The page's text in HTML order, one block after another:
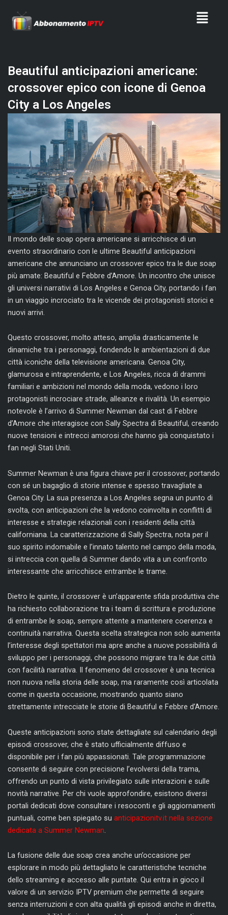
content
Menu
Beautiful anticipazioni americane:
crossover epico con icone di Genoa
City a Los Angeles
Il mondo delle soap opera americane si arricchisce di un
evento straordinario con le ultime Beautiful anticipazioni
americane che annunciano un crossover epico tra le due soap
più amate: Beautiful e Febbre d’Amore. Un incontro che unisce
gli universi narrativi di Los Angeles e Genoa City, portando i fan
in un viaggio incrociato tra le vicende dei protagonisti storici e
nuovi arrivi.
Questo crossover, molto atteso, amplia drasticamente le
dinamiche tra i personaggi, fondendo le ambientazioni di due
città iconiche della televisione americana. Genoa City,
glamurosa e intraprendente, e Los Angeles, ricca di drammi
familiari e ambizioni nel mondo della moda, vedono i loro
protagonisti incrociare strade, alleanze e rivalità. Un esempio
notevole è l’arrivo di Summer Newman dal cast di Febbre
d’Amore che interagisce con Sally Spectra di Beautiful, creando
nuove tensioni e intrecci amorosi che hanno già conquistato i
fan negli Stati Uniti.
Summer Newman è una figura chiave per il crossover, portando
con sé un bagaglio di storie intense e spesso travagliate a
Genoa City. La sua presenza a Los Angeles segna un punto di
svolta, con anticipazioni che la vedono coinvolta in conflitti di
interesse e strategie relazionali con i residenti della città
californiana. La caratterizzazione di Sally Spectra, nota per il
suo spirito indomabile e l’innato talento nel campo della moda,
si intreccia con quella di Summer dando vita a un confronto
interessante che arricchisce entrambe le trame.
Dietro le quinte, il crossover è un’apparente sfida produttiva che
ha richiesto collaborazione tra i team di scrittura e produzione
di entrambe le soap, sempre attente a mantenere coerenza e
continuità narrativa. Questa scelta strategica non solo aumenta
l’interesse degli spettatori ma apre anche a nuove possibilità di
sviluppo per i personaggi, che possono migrare tra le due città
con facilità narrativa. Il fenomeno del crossover è una tecnica
non nuova nella storia delle soap, ma raramente così articolata
come in questa occasione, mostrando quanto siano
strettamente intrecciate le storie di Beautiful e Febbre d’Amore.
Queste anticipazioni sono state dettagliate sul calendario degli
episodi crossover, che è stato ufficialmente diffuso e
disponibile per i fan più appassionati. Tale programmazione
consente di seguire con precisione l’evolversi della trama,
offrendo un punto di vista privilegiato sulle interazioni e sulle
novità narrative. Per chi vuole approfondire, esistono diversi
portali dedicati dove consultare i resoconti e gli aggiornamenti
puntuali, come ben spiegato su anticipazionitv.it nella sezione
dedicata a Summer Newman.
La fusione delle due soap crea anche un’occasione per
esplorare in modo più dettagliato le caratteristiche tecniche
dello streaming e accesso alle puntate. Qui entra in gioco il
valore di un servizio IPTV premium che permette di seguire
senza interruzioni e con alta qualità gli episodi anche in diretta,